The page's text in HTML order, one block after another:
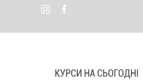
КУРСИ НА СЬОГОДНІ